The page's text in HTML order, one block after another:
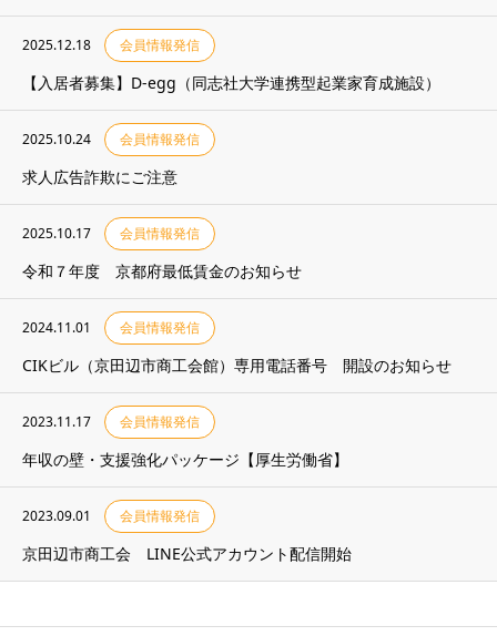
2025.12.18 会員情報発信
【入居者募集】D-egg（同志社大学連携型起業家育成施設）
2025.10.24 会員情報発信
求人広告詐欺にご注意
2025.10.17 会員情報発信
令和７年度 京都府最低賃金のお知らせ
2024.11.01 会員情報発信
CIKビル（京田辺市商工会館）専用電話番号 開設のお知らせ
2023.11.17 会員情報発信
年収の壁・支援強化パッケージ【厚生労働省】
2023.09.01 会員情報発信
京田辺市商工会 LINE公式アカウント配信開始